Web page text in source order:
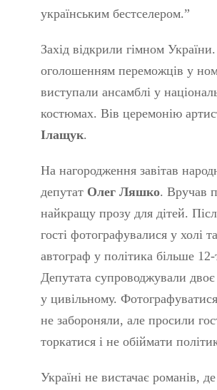
українським бестселером.”
Захід відкрили гімном
оголошенням переможців у
виступали ансамблі у
костюмах. Вів церемонію
Ілащук.
На нагородження завітав
депутат Олег Ляшко. Вручав
найкращу прозу для дітей.
гості фотографувалися у холі
автограф у політика більше
Депутата супроводжували двоє
у цивільному.
не забороняли, але просили
торкатися і не обіймати
Україні не вистачає романів,